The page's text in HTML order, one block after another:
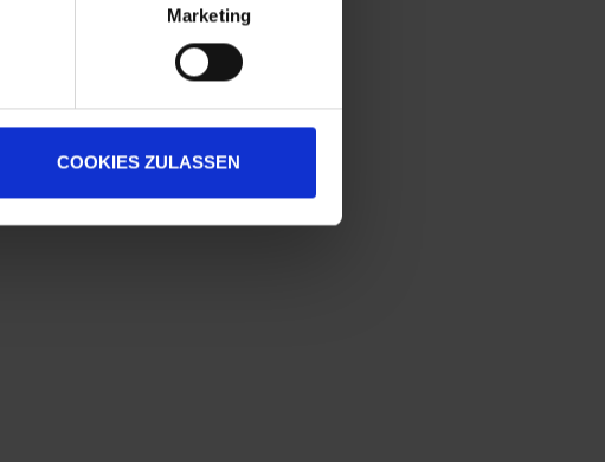
Marketing
COOKIES ZULASSEN